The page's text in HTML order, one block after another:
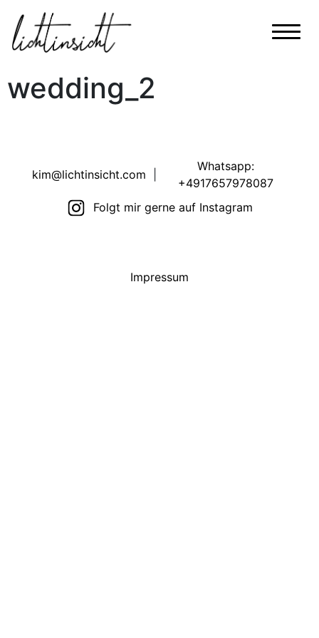
wedding_2
kim@lichtinsicht.com
Whatsapp:
+4917657978087
Folgt mir gerne auf Instagram
Impressum